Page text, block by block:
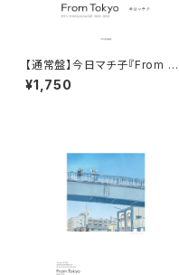
【通常盤】今日マチ子『From To
kyo わたしの#stayhome日記
2022-2023』
¥1,750